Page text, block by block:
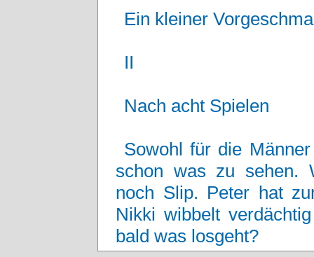
Ein kleiner
II
Nach acht Spielen
Sowohl für die
schon was zu sehen.
noch Slip. Peter hat
Nikki wibbelt
bald was losgeht?